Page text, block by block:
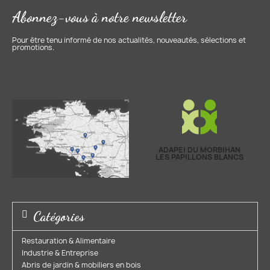
Abonnez-vous à notre newsletter
Pour être tenu informé de nos actualités, nouveautés, sélections et
promotions.
ADAPEI DU MORBIHAN
LES PAPILLONS BLANCS
Catégories
Restauration & Alimentaire
Industrie & Entreprise​
Abris de jardin & mobiliers en bois​